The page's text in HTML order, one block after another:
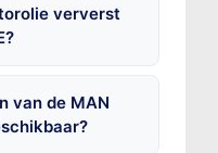
ververst
van de MAN